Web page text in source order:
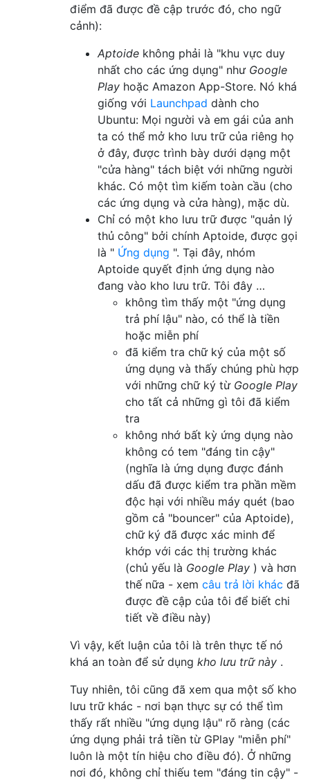
điểm đã được đề cập trước đó, cho ngữ
cảnh):
Aptoide không phải là "khu vực duy
nhất cho các ứng dụng" như Google
Play hoặc Amazon App-Store. Nó khá
giống với Launchpad dành cho
Ubuntu: Mọi người và em gái của anh
ta có thể mở kho lưu trữ của riêng họ
ở đây, được trình bày dưới dạng một
"cửa hàng" tách biệt với những người
khác. Có một tìm kiếm toàn cầu (cho
các ứng dụng và cửa hàng), mặc dù.
Chỉ có một kho lưu trữ được "quản lý
thủ công" bởi chính Aptoide, được gọi
là " Ứng dụng ". Tại đây, nhóm
Aptoide quyết định ứng dụng nào
đang vào kho lưu trữ. Tôi đây …
không tìm thấy một "ứng dụng
trả phí lậu" nào, có thể là tiền
hoặc miễn phí
đã kiểm tra chữ ký của một số
ứng dụng và thấy chúng phù hợp
với những chữ ký từ Google Play
cho tất cả những gì tôi đã kiểm
tra
không nhớ bất kỳ ứng dụng nào
không có tem "đáng tin cậy"
(nghĩa là ứng dụng được đánh
dấu đã được kiểm tra phần mềm
độc hại với nhiều máy quét (bao
gồm cả "bouncer" của Aptoide),
chữ ký đã được xác minh để
khớp với các thị trường khác
(chủ yếu là Google Play ) và hơn
thế nữa - xem câu trả lời khác đã
được đề cập của tôi để biết chi
tiết về điều này)
Vì vậy, kết luận của tôi là trên thực tế nó
khá an toàn để sử dụng kho lưu trữ này .
Tuy nhiên, tôi cũng đã xem qua một số kho
lưu trữ khác - nơi bạn thực sự có thể tìm
thấy rất nhiều "ứng dụng lậu" rõ ràng (các
ứng dụng phải trả tiền từ GPlay "miễn phí"
luôn là một tín hiệu cho điều đó). Ở những
nơi đó, không chỉ thiếu tem "đáng tin cậy" -